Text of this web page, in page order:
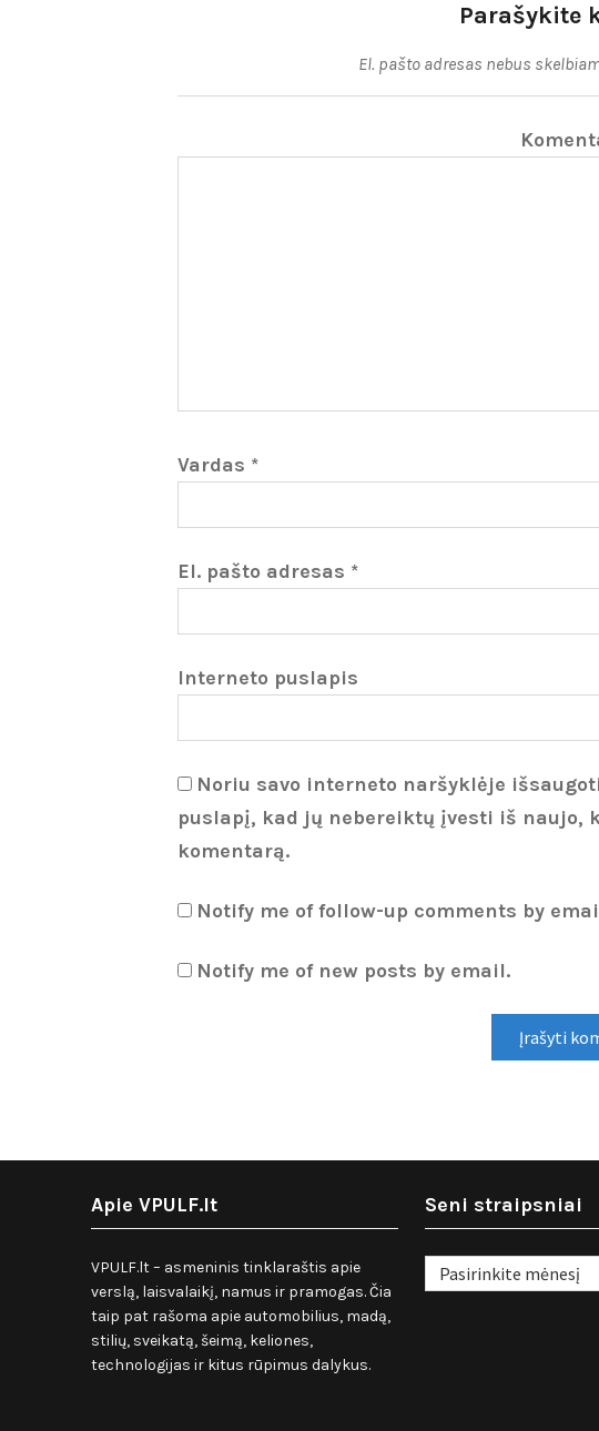
Parašykite
El. pašto adresas nebus
Vardas *
El. pašto adresas *
Interneto puslapis
Noriu savo interneto naršyklėje
puslapį, kad jų nebereiktų įvesti iš naujo,
komentarą.
Notify me of follow-up comments by
Notify me of new posts by email.
Apie VPULF.lt
VPULF.lt – asmeninis tinklaraštis apie
verslą, laisvalaikį, namus ir pramogas. Čia
taip pat rašoma apie automobilius, madą,
stilių, sveikatą, šeimą, keliones,
technologijas ir kitus rūpimus dalykus.
Seni straipsniai
Seni
straipsniai